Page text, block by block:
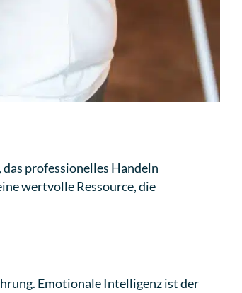
professionelles Handeln
wertvolle Ressource, die
Emotionale Intelligenz ist der